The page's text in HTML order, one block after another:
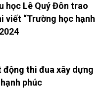
học Lê Quý Đôn trao
viết “Trường học hạnh
động thi đua xây dựng
phúc